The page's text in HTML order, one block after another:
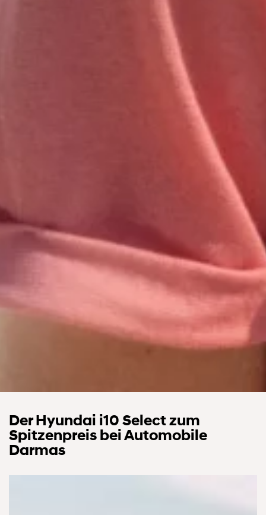
Der Hyundai i10 Select zum
Spitzenpreis bei Automobile
Darmas